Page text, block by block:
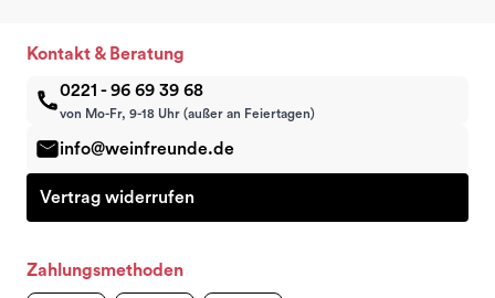
Kontakt & Beratung
0221 - 96 69 39 68
von Mo-Fr, 9-18 Uhr (außer an Feiertagen)
info@weinfreunde.de
Vertrag widerrufen
Zahlungsmethoden